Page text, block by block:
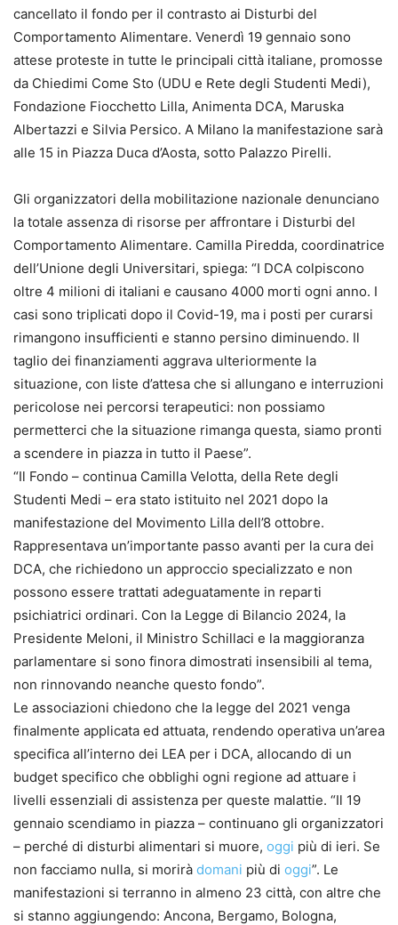
cancellato il fondo per il contrasto ai Disturbi del
Comportamento Alimentare. Venerdì 19 gennaio sono
attese proteste in tutte le principali città italiane, promosse
da Chiedimi Come Sto (UDU e Rete degli Studenti Medi),
Fondazione Fiocchetto Lilla, Animenta DCA, Maruska
Albertazzi e Silvia Persico. A Milano la manifestazione sarà
alle 15 in Piazza Duca d’Aosta, sotto Palazzo Pirelli.
Gli organizzatori della mobilitazione nazionale denunciano
la totale assenza di risorse per affrontare i Disturbi del
Comportamento Alimentare. Camilla Piredda, coordinatrice
dell’Unione degli Universitari, spiega: “I DCA colpiscono
oltre 4 milioni di italiani e causano 4000 morti ogni anno. I
casi sono triplicati dopo il Covid-19, ma i posti per curarsi
rimangono insufficienti e stanno persino diminuendo. Il
taglio dei finanziamenti aggrava ulteriormente la
situazione, con liste d’attesa che si allungano e interruzioni
pericolose nei percorsi terapeutici: non possiamo
permetterci che la situazione rimanga questa, siamo pronti
a scendere in piazza in tutto il Paese”.
“Il Fondo – continua Camilla Velotta, della Rete degli
Studenti Medi – era stato istituito nel 2021 dopo la
manifestazione del Movimento Lilla dell’8 ottobre.
Rappresentava un’importante passo avanti per la cura dei
DCA, che richiedono un approccio specializzato e non
possono essere trattati adeguatamente in reparti
psichiatrici ordinari. Con la Legge di Bilancio 2024, la
Presidente Meloni, il Ministro Schillaci e la maggioranza
parlamentare si sono finora dimostrati insensibili al tema,
non rinnovando neanche questo fondo”.
Le associazioni chiedono che la legge del 2021 venga
finalmente applicata ed attuata, rendendo operativa un’area
specifica all’interno dei LEA per i DCA, allocando di un
budget specifico che obblighi ogni regione ad attuare i
livelli essenziali di assistenza per queste malattie. “Il 19
gennaio scendiamo in piazza – continuano gli organizzatori
– perché di disturbi alimentari si muore, oggi più di ieri. Se
non facciamo nulla, si morirà domani più di oggi”. Le
manifestazioni si terranno in almeno 23 città, con altre che
si stanno aggiungendo: Ancona, Bergamo, Bologna,